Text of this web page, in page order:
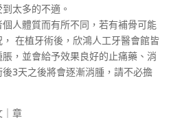
太多的不適。
人體質而有所不同，若有補骨可能
在植牙術後，欣鴻人工牙醫會館皆
，並會給予效果良好的止痛藥、消
3天之後將會逐漸消腫，請不必擔
｜章